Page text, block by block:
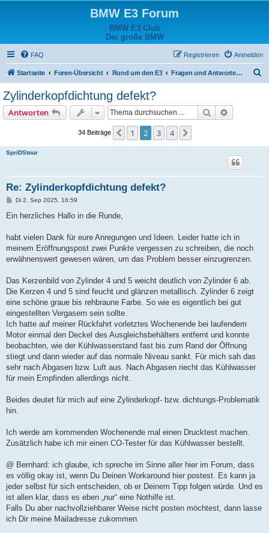
BMW E3 Forum
BMW E3 Club
Der große BMW
FAQ Anmelden
Registrieren
Startseite Foren-Übersicht Rund um den E3 Fragen und Antworten zum Fahrzeug
Zylinderkopfdichtung defekt?
Antworten Suche
34 Beiträge Vorherige
1 2 3 4
SpriDStour
Re: Zylinderkopfdichtung defekt?
B
i
a
Di 2. Sep 2025, 16:59
Ein herzliches Hallo in die Runde,
habt vielen Dank für eure Anregungen und Ideen. Leider hatte ich in
meinem Eröffnungspost zwei Punkte vergessen zu schreiben, die noch
erwähnenswert gewesen wären, um das Problem besser einzugrenzen.
Das Kerzenbild von Zylinder 4 und 5 weicht deutlich von Zylinder 6 ab.
Die Kerzen 4 und 5 sind feucht und glänzen metallisch. Zylinder 6 zeigt
eine schöne graue bis rehbraune Farbe. So wie es eigentlich bei gut
eingestellten Vergasern sein sollte.
Ich hatte auf meiner Rückfahrt vorletztes Wochenende bei laufendem
Motor einmal den Deckel des Ausgleichsbehälters entfernt und konnte
beobachten, wie der Kühlwasserstand fast bis zum Rand der Öffnung
stiegt und dann wieder auf das normale Niveau sankt. Für mich sah das
sehr nach Abgasen bzw. Luft aus. Nach Abgasen riecht das Kühlwasser
für mein Empfinden allerdings nicht.
Beides deutet für mich auf eine Zylinderkopf- bzw. dichtungs-Problematik
hin.
Ich werde am kommenden Wochenende mal einen Drucktest machen.
Zusätzlich habe ich mir einen CO-Tester für das Kühlwasser bestellt.
@ Bernhard: ich glaube, ich spreche im Sinne aller hier im Forum, dass
es völlig okay ist, wenn Du Deinen Workaround hier postest. Es kann ja
jeder selbst für sich entscheiden, ob er Deinem Tipp folgen würde. Und es
ist allen klar, dass es eben „nur“ eine Nothilfe ist.
Falls Du aber nachvollziehbarer Weise nicht posten möchtest, dann lasse
ich Dir meine Mailadresse zukommen.